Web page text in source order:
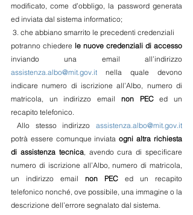
modificato, come d’obbligo, la password generata
ed inviata dal sistema informatico;
3. che abbiano smarrito le precedenti credenziali
potranno chiedere le nuove credenziali di accesso
assistenza.albo@mit.gov.it nella quale devono
indicare numero di iscrizione all’Albo, numero di
matricola, un indirizzo email non PEC ed un
recapito telefonico.
Allo stesso indirizzo assistenza.albo@mit.gov.it
potrà essere comunque inviata ogni altra richiesta
di assistenza tecnica, avendo cura di specificare
numero di iscrizione all’Albo, numero di matricola,
un indirizzo email non PEC ed un recapito
telefonico nonché, ove possibile, una immagine o la
descrizione dell’errore segnalato dal sistema.